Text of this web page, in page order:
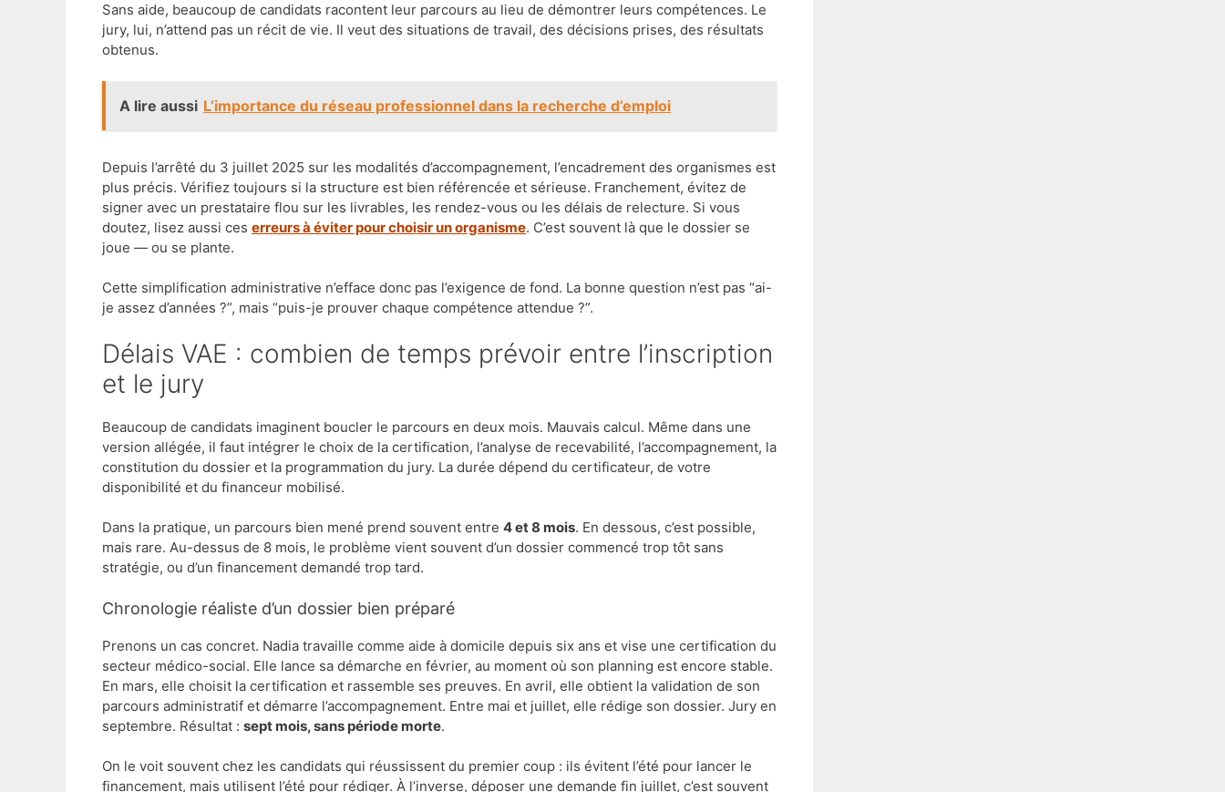
Sans aide, beaucoup de candidats racontent leur parcours au lieu de démontrer leurs compétences. Le
jury, lui, n’attend pas un récit de vie. Il veut des situations de travail, des décisions prises, des résultats
obtenus.
A lire aussi L’importance du réseau professionnel dans la recherche d’emploi
Depuis l’arrêté du 3 juillet 2025 sur les modalités d’accompagnement, l’encadrement des organismes est
plus précis. Vérifiez toujours si la structure est bien référencée et sérieuse. Franchement, évitez de
signer avec un prestataire flou sur les livrables, les rendez-vous ou les délais de relecture. Si vous
doutez, lisez aussi ces erreurs à éviter pour choisir un organisme. C’est souvent là que le dossier se
joue — ou se plante.
Cette simplification administrative n’efface donc pas l’exigence de fond. La bonne question n’est pas “ai-
je assez d’années ?”, mais “puis-je prouver chaque compétence attendue ?”.
Délais VAE : combien de temps prévoir entre l’inscription
et le jury
Beaucoup de candidats imaginent boucler le parcours en deux mois. Mauvais calcul. Même dans une
version allégée, il faut intégrer le choix de la certification, l’analyse de recevabilité, l’accompagnement, la
constitution du dossier et la programmation du jury. La durée dépend du certificateur, de votre
disponibilité et du financeur mobilisé.
Dans la pratique, un parcours bien mené prend souvent entre 4 et 8 mois. En dessous, c’est possible,
mais rare. Au-dessus de 8 mois, le problème vient souvent d’un dossier commencé trop tôt sans
stratégie, ou d’un financement demandé trop tard.
Chronologie réaliste d’un dossier bien préparé
Prenons un cas concret. Nadia travaille comme aide à domicile depuis six ans et vise une certification du
secteur médico-social. Elle lance sa démarche en février, au moment où son planning est encore stable.
En mars, elle choisit la certification et rassemble ses preuves. En avril, elle obtient la validation de son
parcours administratif et démarre l’accompagnement. Entre mai et juillet, elle rédige son dossier. Jury en
septembre. Résultat : sept mois, sans période morte.
On le voit souvent chez les candidats qui réussissent du premier coup : ils évitent l’été pour lancer le
financement, mais utilisent l’été pour rédiger. À l’inverse, déposer une demande fin juillet, c’est souvent